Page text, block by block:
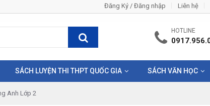
Đăng Ký / Đăng nhập Liên hệ
HOTLINE
SÁCH LUYỆN THI THPT QUỐC GIA SÁCH VĂN HỌC
Anh Lớp 2